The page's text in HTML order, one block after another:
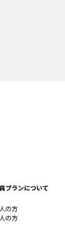
プランについて
の方
の方